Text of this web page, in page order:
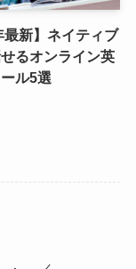
最新】ネイティブ
るオンライン英
ル5選